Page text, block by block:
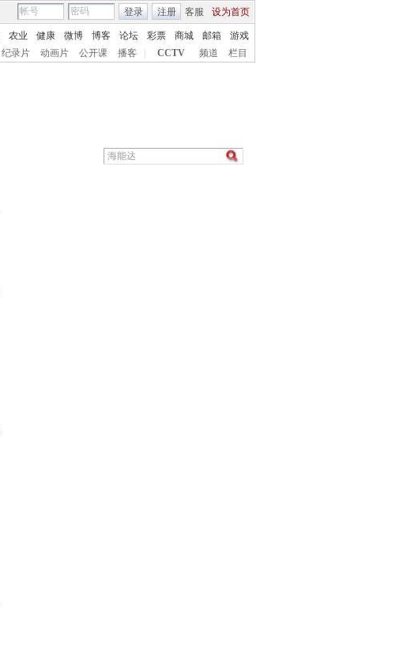
客服 设为首页
登录 注册
农业 健康 微博 博客 论坛 彩票 商城 邮箱
游戏
纪录片 动画片 公开课 播客 CCTV 频道 栏目